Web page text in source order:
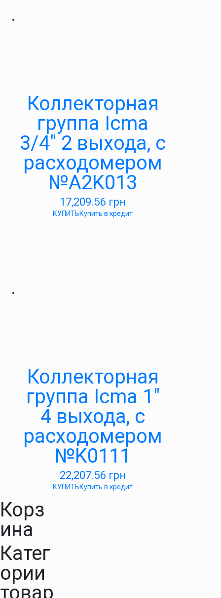
Коллекторная
группа Icma
3/4″ 2 выхода, с
расходомером
№A2K013
17,209.56 грн
КУПИТЬКупить в кредит
Коллекторная
группа Icma 1″
4 выхода, с
расходомером
№K0111
22,207.56 грн
КУПИТЬКупить в кредит
Корз
ина
Катег
ории
товар